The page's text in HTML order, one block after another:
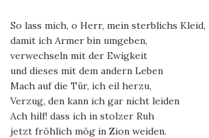
So lass mich, o Herr, mein sterblichs Kleid,
damit ich Armer bin umgeben,
verwechseln mit der Ewigkeit
und dieses mit dem andern Leben
Mach auf die Tür, ich eil herzu,
Verzug, den kann ich gar nicht leiden
Ach hilf! dass ich in stolzer Ruh
jetzt fröhlich mög in Zion weiden.